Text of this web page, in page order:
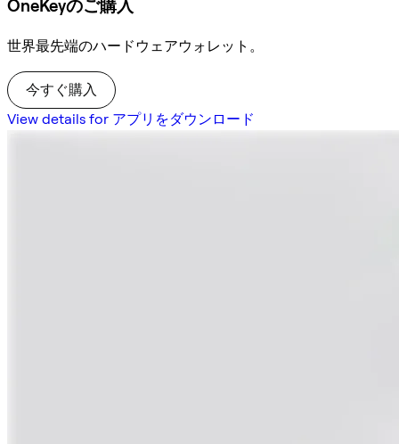
OneKeyのご購入
世界最先端のハードウェアウォレット。
今すぐ購入
View details for アプリをダウンロード